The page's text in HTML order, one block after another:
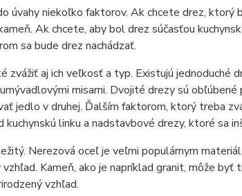
úvahy niekoľko faktorov. Ak chcete drez, ktorý
Ak chcete, aby bol drez súčasťou
sa bude drez nachádzať.
zvážiť aj ich veľkosť a typ. Existujú jednoduché
misami. Dvojité drezy sú
jedlo v druhej. Ďalším faktorom, ktorý treba
linku a nadstavbové drezy, ktoré sa
Nerezová oceľ je veľmi populárnym
Kameň, ako je napríklad granit, môže byť
vzhľad.